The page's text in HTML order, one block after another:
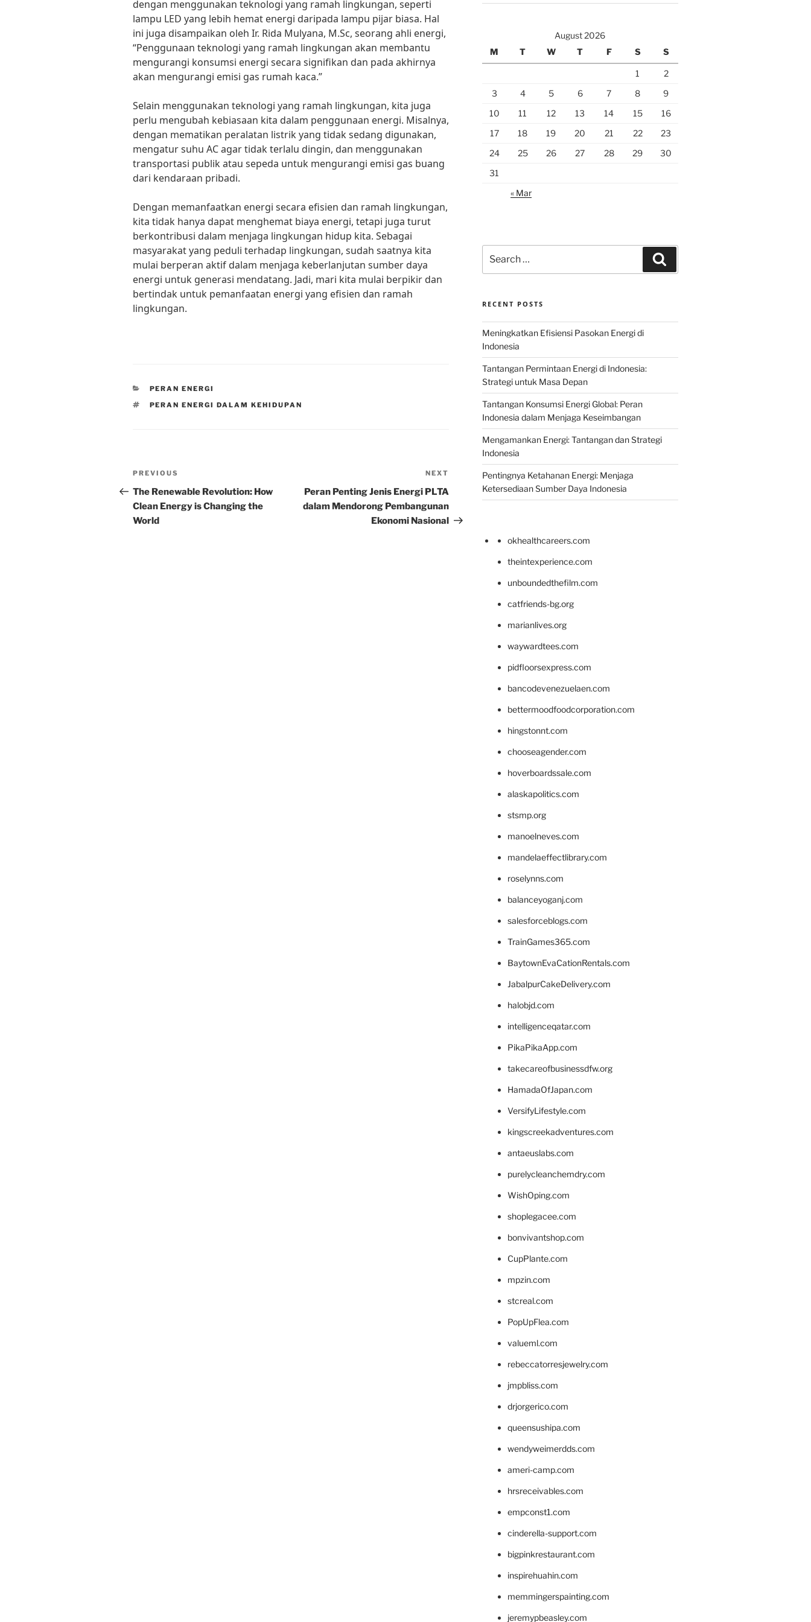
dengan menggunakan teknologi yang ramah lingkungan, seperti
lampu LED yang lebih hemat energi daripada lampu pijar biasa. Hal
ini juga disampaikan oleh Ir. Rida Mulyana, M.Sc, seorang ahli energi,
“Penggunaan teknologi yang ramah lingkungan akan membantu
mengurangi konsumsi energi secara signifikan dan pada akhirnya
akan mengurangi emisi gas rumah kaca.”
Selain menggunakan teknologi yang ramah lingkungan, kita juga
perlu mengubah kebiasaan kita dalam penggunaan energi. Misalnya,
dengan mematikan peralatan listrik yang tidak sedang digunakan,
mengatur suhu AC agar tidak terlalu dingin, dan menggunakan
transportasi publik atau sepeda untuk mengurangi emisi gas buang
dari kendaraan pribadi.
Dengan memanfaatkan energi secara efisien dan ramah lingkungan,
kita tidak hanya dapat menghemat biaya energi, tetapi juga turut
berkontribusi dalam menjaga lingkungan hidup kita. Sebagai
masyarakat yang peduli terhadap lingkungan, sudah saatnya kita
mulai berperan aktif dalam menjaga keberlanjutan sumber daya
energi untuk generasi mendatang. Jadi, mari kita mulai berpikir dan
bertindak untuk pemanfaatan energi yang efisien dan ramah
lingkungan.
CATEGORIES
PERAN ENERGI
TAGS
PERAN ENERGI DALAM KEHIDUPAN
Post
navigation
Previous
Post
PREVIOUS
The Renewable Revolution: How
Clean Energy is Changing the
World
NEXT
Peran Penting Jenis Energi PLTA
dalam Mendorong Pembangunan
Ekonomi Nasional
August 2026
M
T W T F S S
1
2
3
4 5 6 7 8
9
10
11 12 13 14 15
16
17
18 19 20 21 22
23
24
25 26 27 28 29
30
31
« Mar
for:
RECENT POSTS
Meningkatkan Efisiensi Pasokan Energi di
Indonesia
Tantangan Permintaan Energi di Indonesia:
Strategi untuk Masa Depan
Tantangan Konsumsi Energi Global: Peran
Indonesia dalam Menjaga Keseimbangan
Mengamankan Energi: Tantangan dan Strategi
Indonesia
Pentingnya Ketahanan Energi: Menjaga
Ketersediaan Sumber Daya Indonesia
okhealthcareers.com
theintexperience.com
unboundedthefilm.com
catfriends-bg.org
marianlives.org
waywardtees.com
pidfloorsexpress.com
bancodevenezuelaen.com
bettermoodfoodcorporation.com
hingstonnt.com
chooseagender.com
hoverboardssale.com
alaskapolitics.com
stsmp.org
manoelneves.com
mandelaeffectlibrary.com
roselynns.com
balanceyoganj.com
salesforceblogs.com
TrainGames365.com
BaytownEvaCationRentals.com
JabalpurCakeDelivery.com
halobjd.com
intelligenceqatar.com
PikaPikaApp.com
takecareofbusinessdfw.org
HamadaOfJapan.com
VersifyLifestyle.com
kingscreekadventures.com
antaeuslabs.com
purelycleanchemdry.com
WishOping.com
shoplegacee.com
bonvivantshop.com
CupPlante.com
mpzin.com
stcreal.com
PopUpFlea.com
valueml.com
rebeccatorresjewelry.com
jmpbliss.com
drjorgerico.com
queensushipa.com
wendyweimerdds.com
ameri-camp.com
hrsreceivables.com
empconst1.com
cinderella-support.com
bigpinkrestaurant.com
inspirehuahin.com
memmingerspainting.com
jeremypbeasley.com